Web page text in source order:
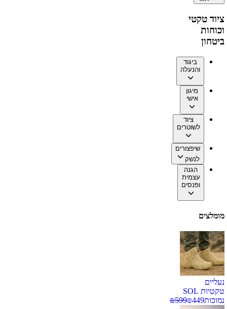
ציוד טקטי
וכוחות
ביטחון
ביגוד
והנעלה
מיגון
אישי
ציוד
לשוטרים
שיפצורים
לנשק
הגנה
עצמית
ופנסים
מומלצים
נעליים
טקטיות SOL
נמוכות
₪449
₪599